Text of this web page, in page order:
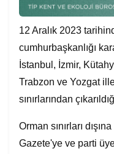
12 Aralık 2023
cumhurbaşkanlığı
İstanbul, İzmir,
Trabzon ve Yozgat
sınırlarından
Orman sınırları
Gazete'ye ve parti